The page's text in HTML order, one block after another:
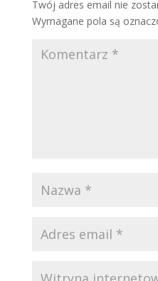
Twój adres email nie
Wymagane pola są